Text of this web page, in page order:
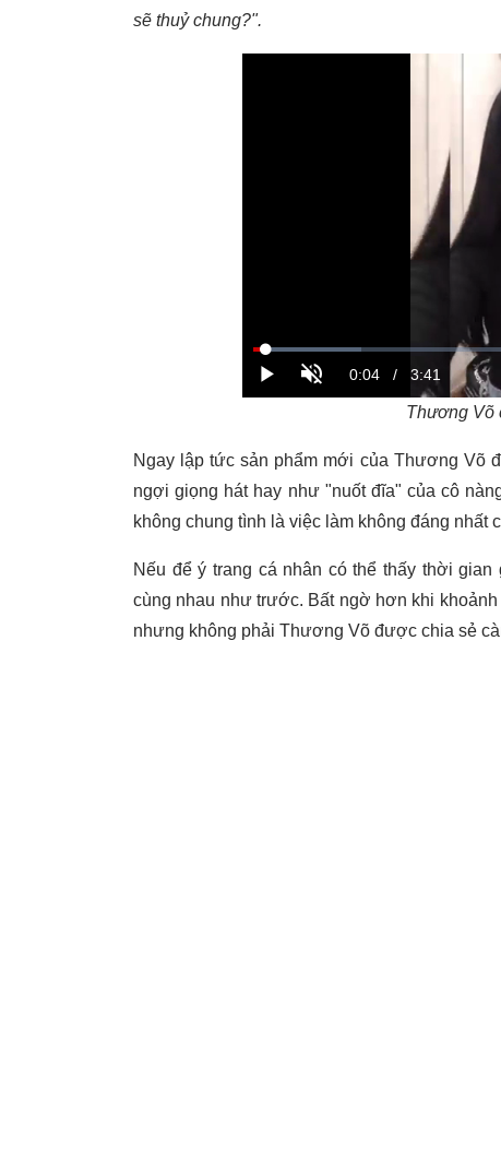
sẽ thuỷ chung?".
Thương Võ
Ngay lập tức sản phẩm mới của Thương Võ
ngợi giọng hát hay như "nuốt đĩa" của cô
không chung tình là việc làm không đáng nhất
Nếu để ý trang cá nhân có thể thấy thời
cùng nhau như trước. Bất ngờ hơn khi
nhưng không phải Thương Võ được chia sẻ